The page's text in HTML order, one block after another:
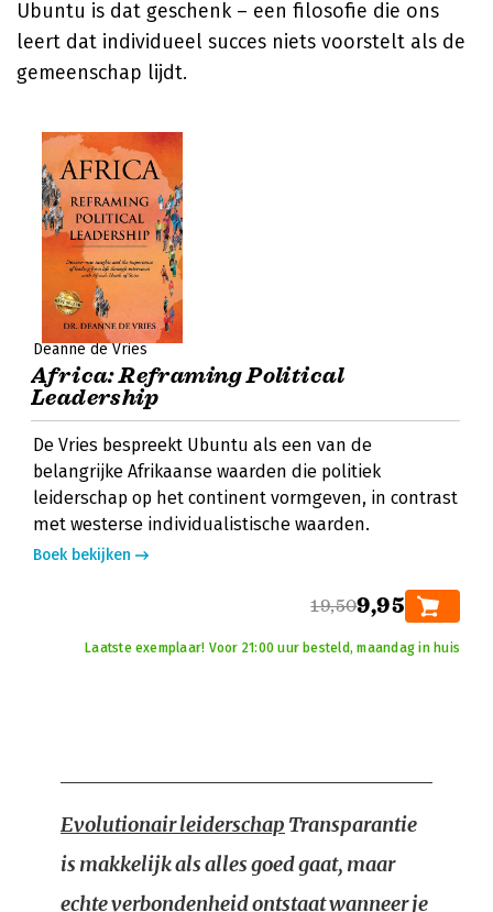
Ubuntu is dat geschenk – een filosofie die ons
leert dat individueel succes niets voorstelt als de
gemeenschap lijdt.
Deanne de Vries
Africa: Reframing Political
Leadership
De Vries bespreekt Ubuntu als een van de
belangrijke Afrikaanse waarden die politiek
leiderschap op het continent vormgeven, in contrast
met westerse individualistische waarden.
Boek bekijken
19,509,95
Laatste exemplaar! Voor 21:00 uur besteld, maandag in huis
Evolutionair leiderschap Transparantie
is makkelijk als alles goed gaat, maar
echte verbondenheid ontstaat wanneer je